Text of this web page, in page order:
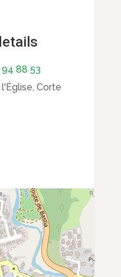
88 53
Corte